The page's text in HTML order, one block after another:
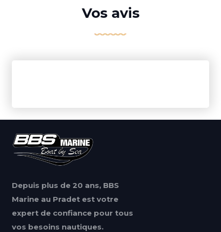
Vos avis
Depuis plus de 20 ans, BBS
Marine au Pradet est votre
expert de confiance pour tous
vos besoins nautiques.